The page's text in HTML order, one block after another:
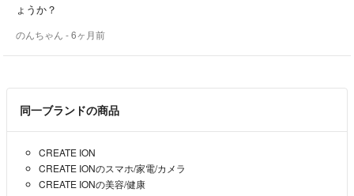
ょうか？
のんちゃん - 6ヶ月前
同一ブランドの商品
CREATE ION
CREATE IONのスマホ/家電/カメラ
CREATE IONの美容/健康